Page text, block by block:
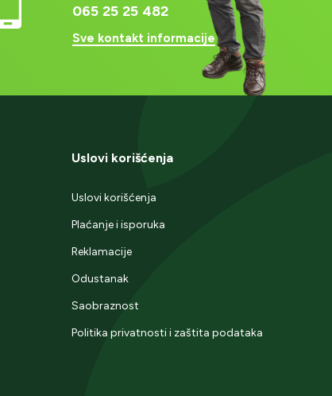
065 25 25 482
Sve kontakt informacije
Uslovi korišćenja
Uslovi korišćenja
Plaćanje i isporuka
Reklamacije
Odustanak
Saobraznost
Politika privatnosti i zaštita podataka